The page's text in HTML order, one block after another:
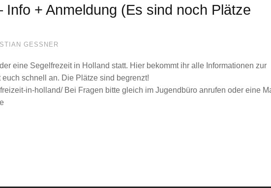
Info + Anmeldung (Es sind noch Plätze
GESSNER
eine Segelfrezeit in Holland statt. Hier bekommt ihr alle Informationen zur
schnell an. Die Plätze sind begrenzt!
in-holland/ Bei Fragen bitte gleich im Jugendbüro anrufen oder eine